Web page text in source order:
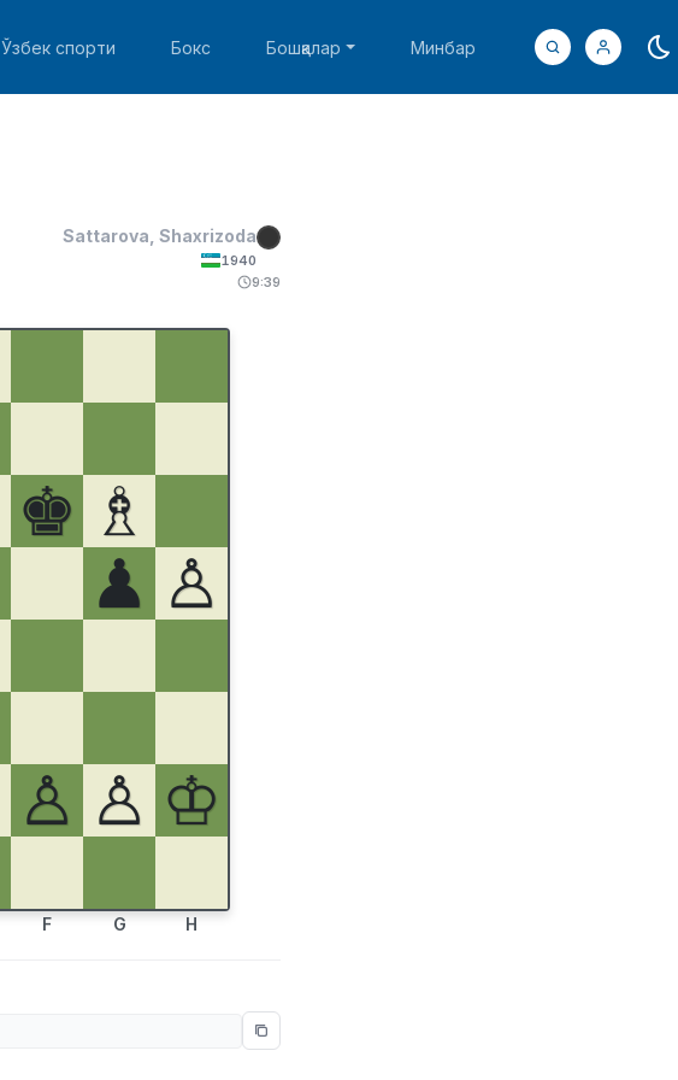
Ўзбек спорти Бокс Бошқалар Минбар
Sattarova, Shaxrizoda
1940
9:39
♚ ♗
♟ ♙
♙ ♙ ♔
F G H